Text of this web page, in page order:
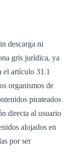
descarga ni
gris jurídica, ya
el artículo 31.1
organismos de
pirateados
directa al usuario
alojados en
por ser